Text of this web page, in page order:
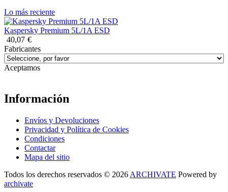
Lo más reciente
Kaspersky Premium 5L/1A ESD
40,07 €
Fabricantes
Aceptamos
Información
Envíos y Devoluciones
Privacidad y Política de Cookies
Condiciones
Contactar
Mapa del sitio
Todos los derechos reservados © 2026 ARCHIVATE Powered by
archivate